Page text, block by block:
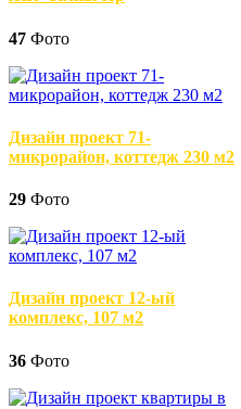
47 Фото
Дизайн проект 71-
микрорайон, коттедж 230 м2
29 Фото
Дизайн проект 12-ый
комплекс, 107 м2
36 Фото